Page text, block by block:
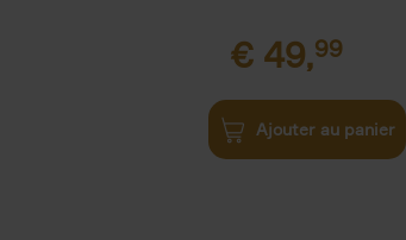
€ 49,99
Ajouter au panier